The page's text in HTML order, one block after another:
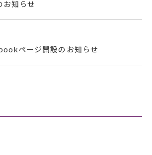
お知らせ
ページ開設のお知らせ